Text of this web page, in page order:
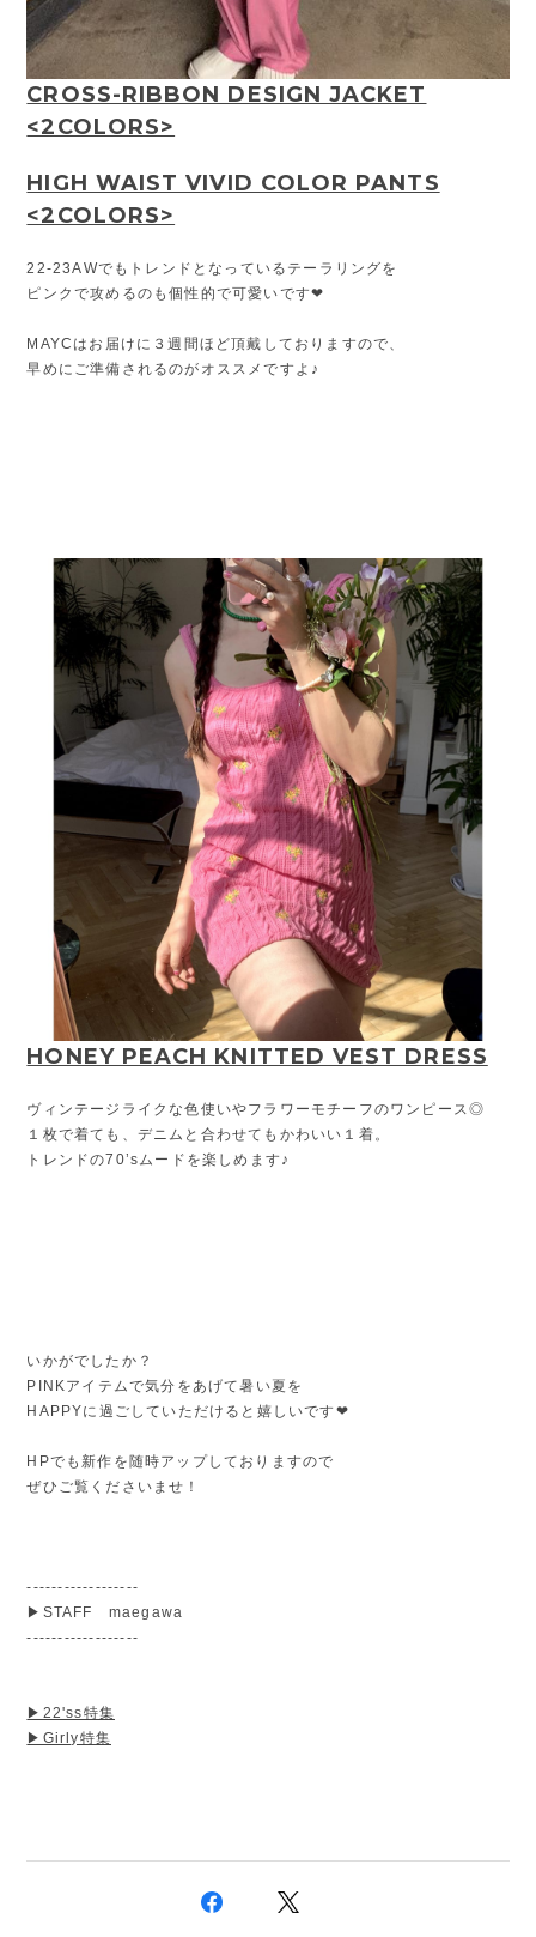
CROSS-RIBBON DESIGN JACKET
<2COLORS>
HIGH WAIST VIVID COLOR PANTS
<2COLORS>
22-23AWでもトレンドとなっているテーラリングを
ピンクで攻めるのも個性的で可愛いです❤︎
MAYCはお届けに３週間ほど頂戴しておりますので、
早めにご準備されるのがオススメですよ♪
HONEY PEACH KNITTED VEST DRESS
ヴィンテージライクな色使いやフラワーモチーフのワンピース◎
１枚で着ても、デニムと合わせてもかわいい１着。
トレンドの70’sムードを楽しめます♪
いかがでしたか？
PINKアイテムで気分をあげて暑い夏を
HAPPYに過ごしていただけると嬉しいです❤︎
HPでも新作を随時アップしておりますので
ぜひご覧くださいませ！
------------------
▶︎STAFF maegawa
------------------
▶︎22'ss特集
▶︎Girly特集